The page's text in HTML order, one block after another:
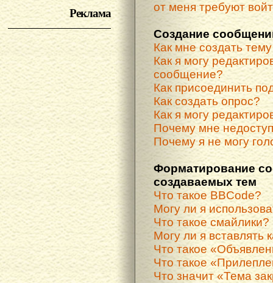
Реклама
от меня требуют
Создание
Как мне создать
Как я могу
сообщение?
Как присоединить
Как создать опрос?
Как я могу
Почему мне
Почему я не могу
Форматирование
создаваемых тем
Что такое BBCode?
Могу ли я
Что такое смайлики?
Могу ли я вставлять
Что такое
Что такое
Что значит «Тема